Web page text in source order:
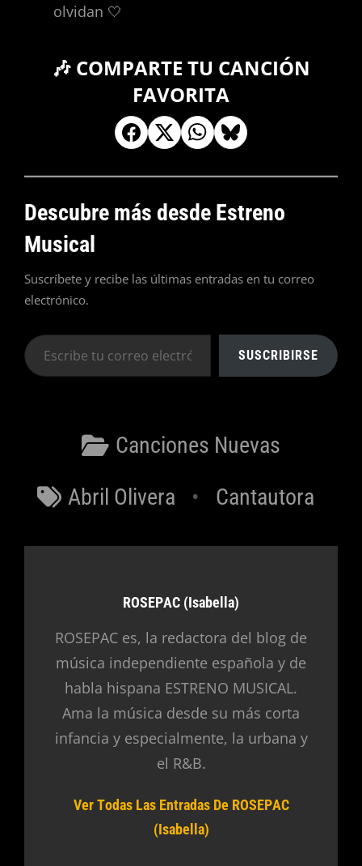
olvidan 🤍
🎶 COMPARTE TU CANCIÓN
FAVORITA
Descubre más desde Estreno
Musical
Suscríbete y recibe las últimas entradas en tu correo
electrónico.
Escribe
tu
SUSCRIBIRSE
Categorías
Canciones Nuevas
Etiquetas
Abril Olivera Cantautora
Autor:
ROSEPAC (Isabella)
ROSEPAC es, la redactora del blog de
música independiente española y de
habla hispana ESTRENO MUSICAL.
Ama la música desde su más corta
infancia y especialmente, la urbana y
el R&B.
Ver Todas Las Entradas De ROSEPAC
(Isabella)